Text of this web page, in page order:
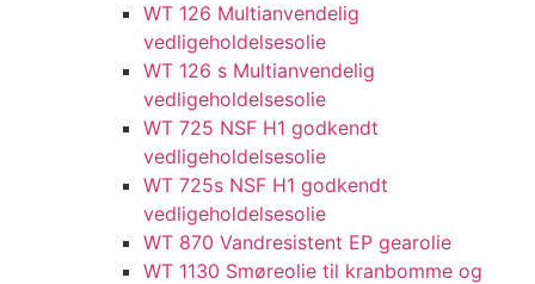
WT 126 Multianvendelig
vedligeholdelsesolie
WT 126 s Multianvendelig
vedligeholdelsesolie
WT 725 NSF H1 godkendt
vedligeholdelsesolie​
WT 725s NSF H1 godkendt
vedligeholdelsesolie​
WT 870 Vandresistent EP gearolie​
WT 1130 Smøreolie til kranbomme og